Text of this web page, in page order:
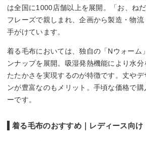
は全国に1000店舗以上を展開。「お、ね
フレーズで親しまれ、企画から製造・物
手がけています。
着る毛布においては、独自の「Nウォーム
ンナップを展開。吸湿発熱機能により水
たたかさを実現するのが特徴です。丈や
ンが豊富なのもメリット。手頃な価格で
ーです。
着る毛布のおすすめ｜レディース向け